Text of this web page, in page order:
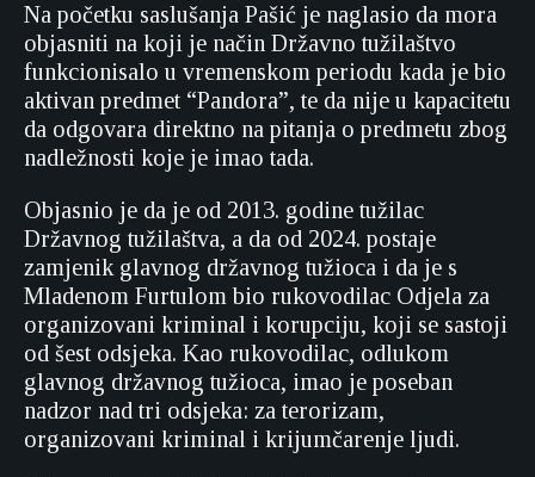
Na početku saslušanja Pašić je naglasio da mora
objasniti na koji je način Državno tužilaštvo
funkcionisalo u vremenskom periodu kada je bio
aktivan predmet “Pandora”, te da nije u kapacitetu
da odgovara direktno na pitanja o predmetu zbog
nadležnosti koje je imao tada.
Objasnio je da je od 2013. godine tužilac
Državnog tužilaštva, a da od 2024. postaje
zamjenik glavnog državnog tužioca i da je s
Mladenom Furtulom bio rukovodilac Odjela za
organizovani kriminal i korupciju, koji se sastoji
od šest odsjeka. Kao rukovodilac, odlukom
glavnog državnog tužioca, imao je poseban
nadzor nad tri odsjeka: za terorizam,
organizovani kriminal i krijumčarenje ljudi.